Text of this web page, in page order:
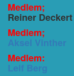
Medlem;
Reiner Deckert
Medlem;
Aksel Vinther
Medlem:
Leif Berg